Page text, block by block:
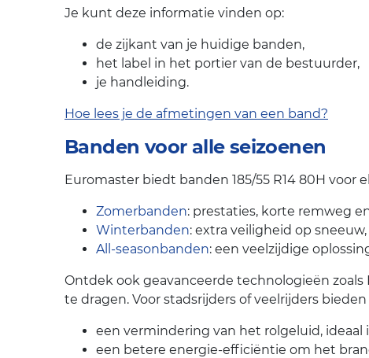
Je kunt deze informatie vinden op:
de zijkant van je huidige banden,
het label in het portier van de bestuurder,
je handleiding.
Hoe lees je de afmetingen van een band?
Banden voor alle seizoenen
Euromaster biedt banden 185/55 R14 80H
Zomerbanden: prestaties, korte remweg
Winterbanden: extra veiligheid op
All-seasonbanden: een veelzijdige
Ontdek ook geavanceerde technologieën
te dragen. Voor stadsrijders of veelrijders
een vermindering van het rolgeluid, ideaal
een betere energie-efficiëntie om het